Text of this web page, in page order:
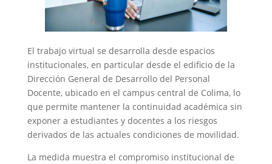
El trabajo virtual se desarrolla desde espacios
institucionales, en particular desde el edificio de la
Dirección General de Desarrollo del Personal
Docente, ubicado en el campus central de Colima, lo
que permite mantener la continuidad académica sin
exponer a estudiantes y docentes a los riesgos
derivados de las actuales condiciones de movilidad.
La medida muestra el compromiso institucional de